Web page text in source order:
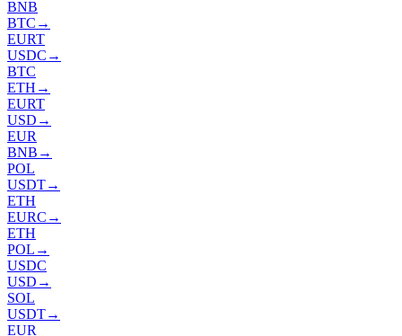
BNB
BTC →
EURT
USDC →
BTC
ETH →
EURT
USD →
EUR
BNB →
POL
USDT→
ETH
EURC →
ETH
POL →
USDC
USD →
SOL
USDT→
EUR